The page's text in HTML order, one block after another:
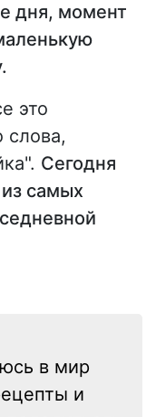
дня, момент
это
слова,
Сегодня
самых
в мир
и